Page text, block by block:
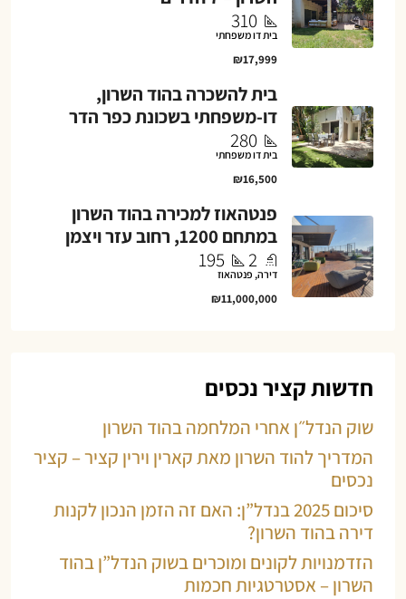
310
בית דו משפחתי
₪17,999
בית להשכרה בהוד השרון,
דו-משפחתי בשכונת כפר הדר
280
בית דו משפחתי
₪16,500
פנטהאוז למכירה בהוד השרון
במתחם 1200, רחוב עזר ויצמן
2
195
דירה, פנטהאוז
₪11,000,000
חדשות קציר נכסים
שוק הנדל״ן אחרי המלחמה בהוד השרון
המדריך להוד השרון מאת קארין וירין קציר – קציר
נכסים
סיכום 2025 בנדל”ן: האם זה הזמן הנכון לקנות
דירה בהוד השרון?
הזדמנויות לקונים ומוכרים בשוק הנדל”ן בהוד
השרון – אסטרטגיות חכמות